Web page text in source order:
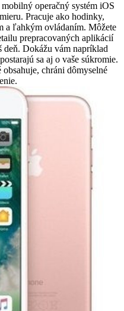
operačný systém iOS
Pracuje ako hodinky,
a ľahkým ovládaním. Môžete
prepracovaných aplikácií
deň. Dokážu vám napríklad
sa aj o vaše súkromie.
chráni dômyselné